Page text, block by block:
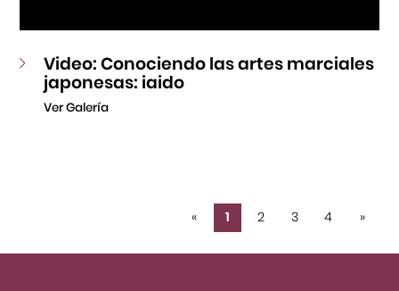
Video: Conociendo las artes marciales
japonesas: iaido
Ver Galería
« 1 2 3 4 »